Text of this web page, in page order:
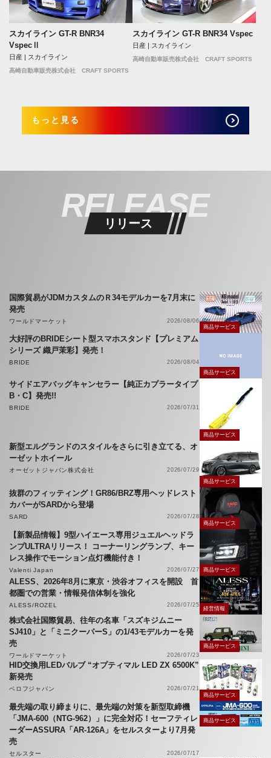
スカイライン GT-R BNR34
VspecⅡ
日産 | スカイライン
高崎自動車販売株式会社 CRAFT SPORTS
スカイライン GT-R BNR34 Vspec
日産 | スカイライン
高崎自動車販売株式会社 CRAFT SPORTS
もっと見る
RELEASE
リリース
国際貿易がJDMカスタムのＲ34モデルカーを7月末に
発売
ワールドマーケット
2026/08/06
商品サービス
大好評のBRIDEシート型スマホスタンド【プレミアム
シリーズ 織戸茉彩】発売！
BRIDE
2026/08/04
商品サービス
サイドエアバッグキャンセラー【純正カプラータイプ
B・C】発売!!
BRIDE 2026/07/31
商品サービス
新型エルグランドのスタイルをさらに引き立てる、オ
ーゼットホイール
オーゼットジャパン株式会社
2026/07/29
商品サービス
抜群のフィッティング！GR86/BRZ専用ヘッドレスト
カバーがSARDから登場
SARD
2026/07/28
商品サービス
【新製品情報】9型ハイエース専用ジュエルヘッドラ
ンプULTRAリリース！ コーナーリングランプ、キー
レス操作でモーション点灯機能付き！
Valenti Japan 2026/07/27 商品サービス
ALESS、2026年8月に東京・渋谷オフィスを開設 首
都圏での営業・情報発信体制を強化
ALESS/ROZEL 2026/07/25
経営情報
株式会社国際貿易、往年の名車「スズキジムニー
SJ410」と「ミニクーパーS」の1/43モデルカーを発
売
ワールドマーケット 2026/07/23
商品サービス
HID交換用LEDバルブ “オプティマル LED ZX 6500K”
新発売
ベロフジャパン
2026/07/21
商品サービス
最先端の取り締まりに、最先端の対策を新型取締機
「JMA-600（NTG-962）」に完全対応！セーフティレ
ーダーASSURA「AR-126A」をセルスターより7月発
売
セルスター 2026/07/17
商品サービス